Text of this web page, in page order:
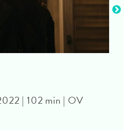
| 102 min | OV